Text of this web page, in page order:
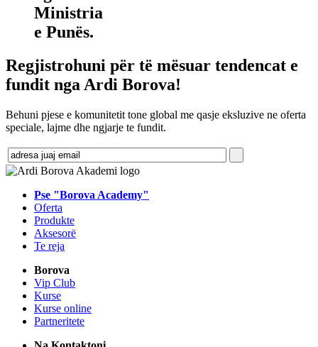
Ministria
e Punës.
Regjistrohuni për të mësuar tendencat e
fundit nga Ardi Borova!
Behuni pjese e komunitetit tone global me qasje eksluzive ne oferta
speciale, lajme dhe ngjarje te fundit.
Pse "Borova Academy"
Oferta
Produkte
Aksesorë
Te reja
Borova
Vip Club
Kurse
Kurse online
Partneritete